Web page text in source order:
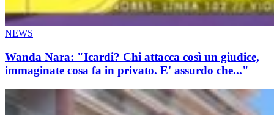
NEWS
Wanda Nara: "Icardi? Chi attacca così un giudice,
immaginate cosa fa in privato. E' assurdo che..."